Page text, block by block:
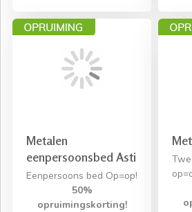
Metalen
eenpersoonsbed Asti
Eenpersoons bed Op=op!
50%
opruimingskorting!